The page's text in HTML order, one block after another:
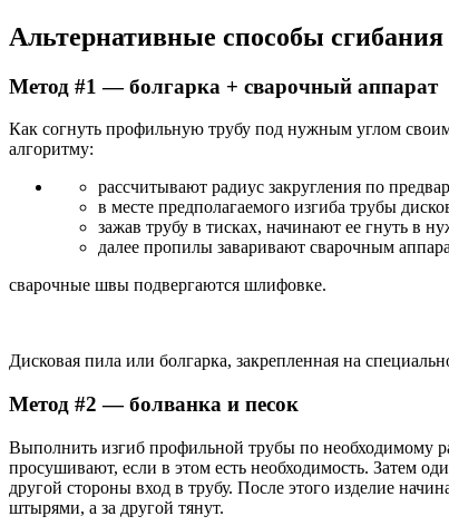
Альтернативные способы
Метод #1 — болгарка + сварочный аппарат
Как согнуть профильную трубу под нужным углом
алгоритму:
рассчитывают радиус закругления по
в месте предполагаемого изгиба трубы
зажав трубу в тисках, начинают ее гнуть в
далее пропилы заваривают сварочным
сварочные швы подвергаются шлифовке.
Дисковая пила или болгарка, закрепленная на
Метод #2 — болванка и песок
Выполнить изгиб профильной трубы по необходимому
просушивают, если в этом есть необходимость. Затем
другой стороны вход в трубу. После этого изделие
штырями, а за другой тянут.